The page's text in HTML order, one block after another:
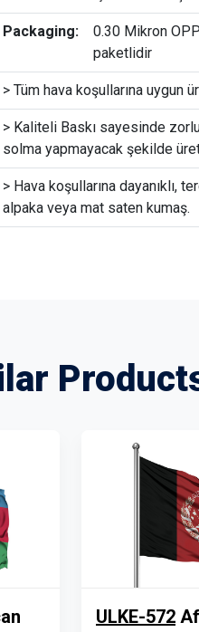
Packaging:
0.30 Mikron
paketlidir
> Tüm hava koşullarına uygun
> Kaliteli Baskı sayesinde
solma yapmayacak şekilde
> Hava koşullarına dayanıklı,
alpaka veya mat saten kumaş.
ULKE-572